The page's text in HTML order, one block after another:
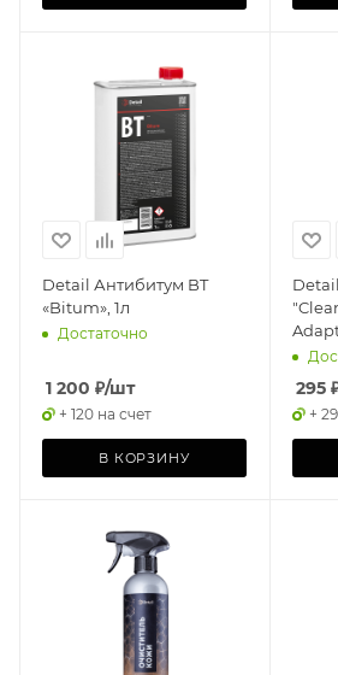
Detail Антибитум BT
«Bitum», 1л
Достаточно
1 200 ₽/шт
+ 120 на счет
В КОРЗИНУ
295
+